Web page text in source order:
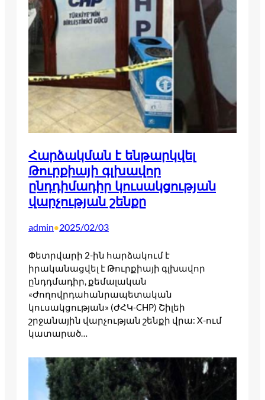
Հարձակման է ենթարկվել
Թուրքիայի գլխավոր
ընդդիմադիր կուսակցության
վարչության շենքը
admin•2025/02/03
Փետրվարի 2-ին հարձակում է
իրականացվել է Թուրքիայի գլխավոր
ընդդմադիր, քեմալական
«Ժողովրդահանրապետական
կուսակցության» (ԺՀԿ-CHP) Շիլեի
շրջանային վարչության շենքի վրա: X-ում
կատարած…